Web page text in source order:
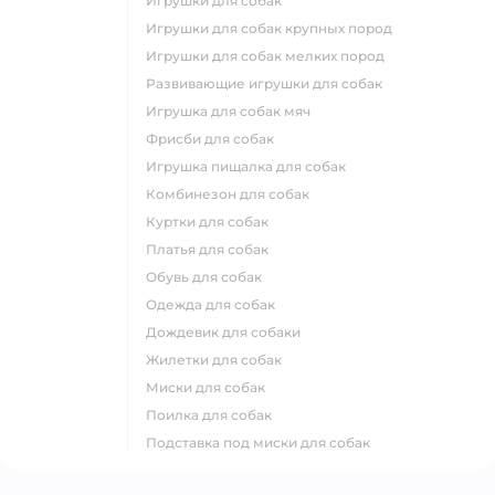
игрушки для собак крупных пород
игрушки для собак мелких пород
развивающие игрушки для собак
игрушка для собак мяч
фрисби для собак
игрушка пищалка для собак
комбинезон для собак
куртки для собак
платья для собак
обувь для собак
одежда для собак
дождевик для собаки
жилетки для собак
миски для собак
поилка для собак
подставка под миски для собак